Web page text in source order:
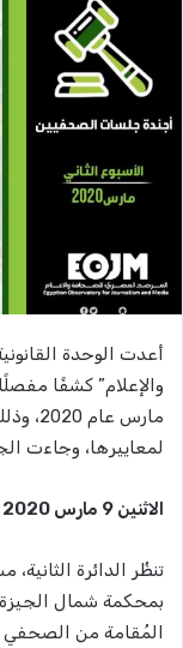
أعدت الوحدة
والإعلام” كشفًا
مارس
لمعاييرها، وجاءت
الاثنين 9 مارس 2020
بمحكمة شمال
المُقامة من الصحفي